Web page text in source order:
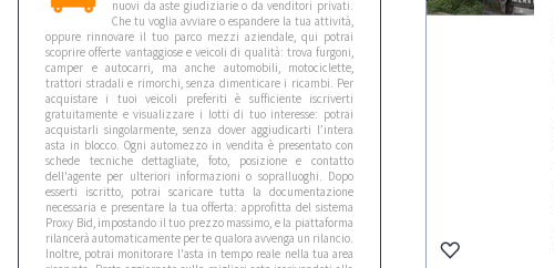
nuovi da aste giudiziarie o da venditori privati.
Che tu voglia avviare o espandere la tua attività,
oppure rinnovare il tuo parco mezzi aziendale, qui potrai
scoprire offerte vantaggiose e veicoli di qualità: trova furgoni,
camper e autocarri, ma anche automobili, motociclette,
trattori stradali e rimorchi, senza dimenticare i ricambi. Per
acquistare i tuoi veicoli preferiti è sufficiente iscriverti
gratuitamente e visualizzare i lotti di tuo interesse: potrai
acquistarli singolarmente, senza dover aggiudicarti l’intera
asta in blocco. Ogni automezzo in vendita è presentato con
schede tecniche dettagliate, foto, posizione e contatto
dell'agente per ulteriori informazioni o sopralluoghi. Dopo
esserti iscritto, potrai scaricare tutta la documentazione
necessaria e presentare la tua offerta: approfitta del sistema
Proxy Bid, impostando il tuo prezzo massimo, e la piattaforma
rilancerà automaticamente per te qualora avvenga un rilancio.
Inoltre, potrai monitorare l'asta in tempo reale nella tua area